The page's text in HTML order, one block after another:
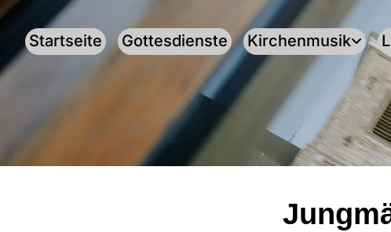
Startseite Gottesdienste Kirchenmusik